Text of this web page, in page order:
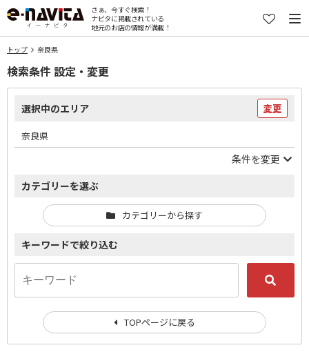
さぁ、今すぐ検索！
ナビタに掲載されている
地元のお店の情報が満載！
トップ 奈良県
検索条件 設定・変更
選択中のエリア 変更
奈良県
条件を変更
カテゴリーを選ぶ
カテゴリーから探す
キーワードで絞り込む
TOPページに戻る